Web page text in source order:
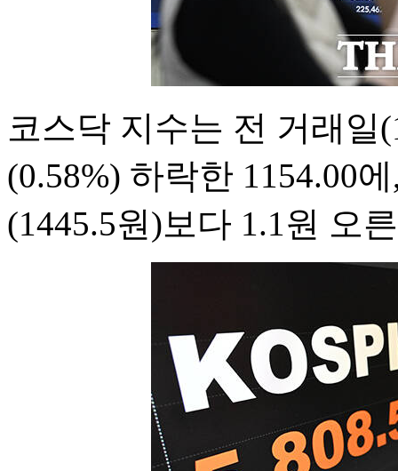
코스닥 지수는 전 거래일
(0.58%) 하락한 1154.00
(1445.5원)보다 1.1원 오